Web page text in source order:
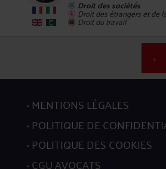
Droit des sociétés
Droit des étrangers et de
Droit du travail
<
MENTIONS LÉGALES
POLITIQUE DE
POLITIQUE DES COOKIES
CGU AVOCATS